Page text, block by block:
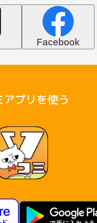
Facebook
アプリを使う